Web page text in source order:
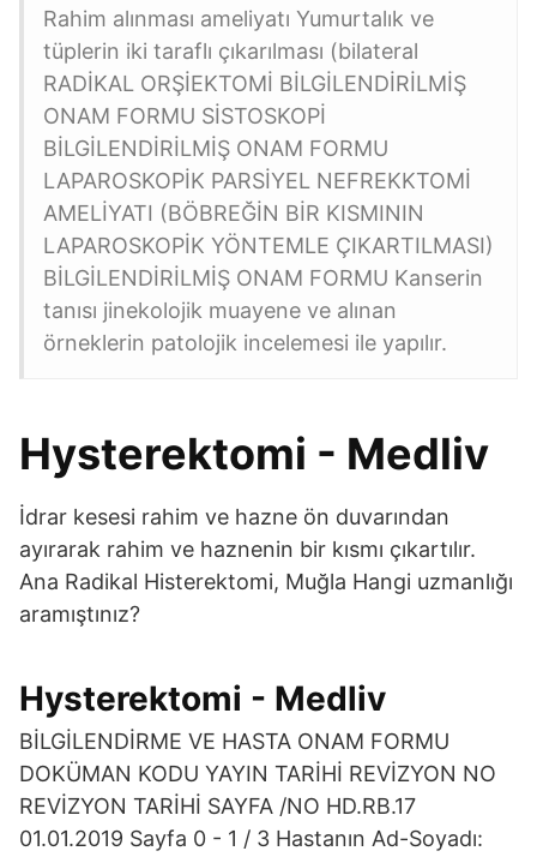
Rahim alınması ameliyatı Yumurtalık ve
tüplerin iki taraflı çıkarılması (bilateral
RADİKAL ORŞİEKTOMİ BİLGİLENDİRİLMİŞ
ONAM FORMU SİSTOSKOPİ
BİLGİLENDİRİLMİŞ ONAM FORMU
LAPAROSKOPİK PARSİYEL NEFREKKTOMİ
AMELİYATI (BÖBREĞİN BİR KISMININ
LAPAROSKOPİK YÖNTEMLE ÇIKARTILMASI)
BİLGİLENDİRİLMİŞ ONAM FORMU Kanserin
tanısı jinekolojik muayene ve alınan
örneklerin patolojik incelemesi ile yapılır.
Hysterektomi - Medliv
İdrar kesesi rahim ve hazne ön duvarından
ayırarak rahim ve haznenin bir kısmı çıkartılır.
Ana Radikal Histerektomi, Muğla Hangi uzmanlığı
aramıştınız?
Hysterektomi - Medliv
BİLGİLENDİRME VE HASTA ONAM FORMU
DOKÜMAN KODU YAYIN TARİHİ REVİZYON NO
REVİZYON TARİHİ SAYFA /NO HD.RB.17
01.01.2019 Sayfa 0 - 1 / 3 Hastanın Ad-Soyadı: